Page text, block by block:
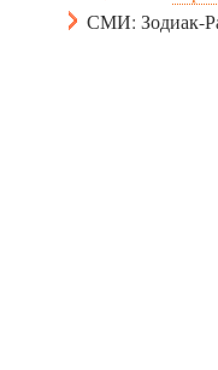
СМИ: Зодиак-